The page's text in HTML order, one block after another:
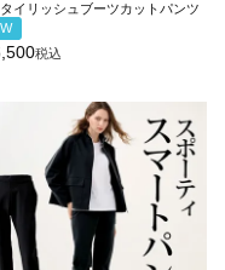
イリッシュブーツカットパンツ
税込